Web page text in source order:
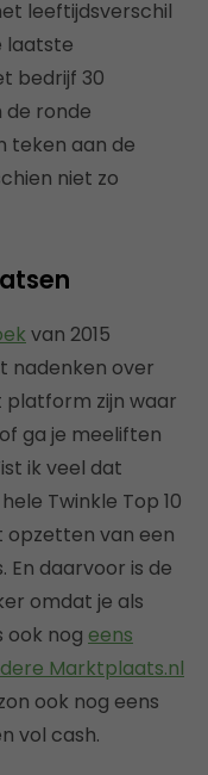
leeftijdsverschil
laatste
bedrijf 30
ronde
teken aan de
niet zo
van 2015
nadenken over
zijn waar
ga je meeliften
ik veel dat
Twinkle Top 10
opzetten van een
daarvoor is de
omdat je als
nog eens
Marktplaats.nl
ook nog eens
vol cash.